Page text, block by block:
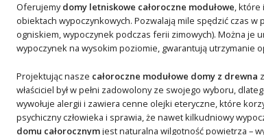
Oferujemydomy letniskowe całoroczne modułowe, które
obiektach wypoczynkowych. Pozwalają mile spędzić czas
ogniskiem, wypoczynek podczas ferii zimowych). Można je
wypoczynek na wysokim poziomie, gwarantują utrzymanie
Projektując nasze całoroczne modułowe domy z drewna
właściciel był w pełni zadowolony ze swojego wyboru,
wywołuje alergii i zawiera cenne olejki eteryczne, które
psychiczny człowieka i sprawia, że nawet kilkudniowy
domu całorocznymjest naturalna wilgotność powietrza –